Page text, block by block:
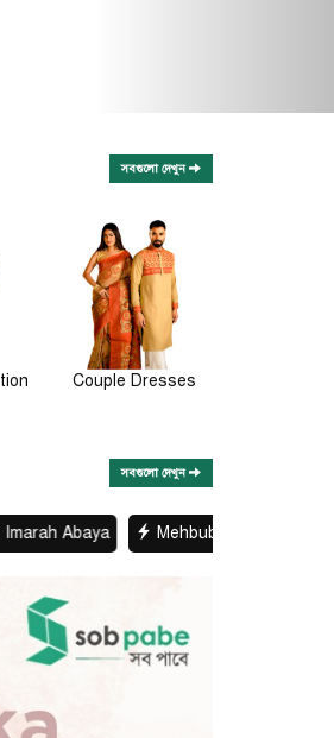
সবগুলো দেখুন
Muslim Wear
সবগুলো দেখুন
Mehbuba Abaya